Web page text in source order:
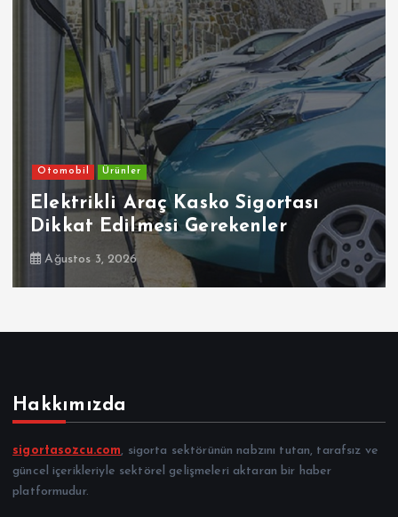
Otomobil
Ehliyetinde Bu Kodlar
Dikkat
Temmuz 30, 2026
Hakkımızda
sigortasozcu.com, sigorta sektörünün nabzını tutan, tarafsız ve
güncel içerikleriyle sektörel gelişmeleri aktaran bir haber
platformudur.